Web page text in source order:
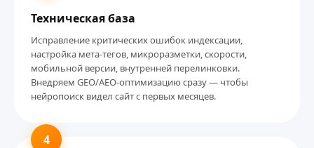
Техническая база
Исправление критических ошибок индексации,
настройка мета-тегов, микроразметки, скорости,
мобильной версии, внутренней перелинковки.
Внедряем GEO/AEO-оптимизацию сразу — чтобы
нейропоиск видел сайт с первых месяцев.
4